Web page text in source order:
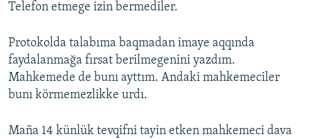
Telefon etmege izin bermediler.
Protokolda talabıma baqmadan imaye aqqında
faydalanmağa fırsat berilmegenini yazdım.
Mahkemede de bunı ayttım. Andaki mahkemeciler
bunı körmemezlikke urdı.
Maña 14 künlük tevqifni tayin etken mahkemeci dava